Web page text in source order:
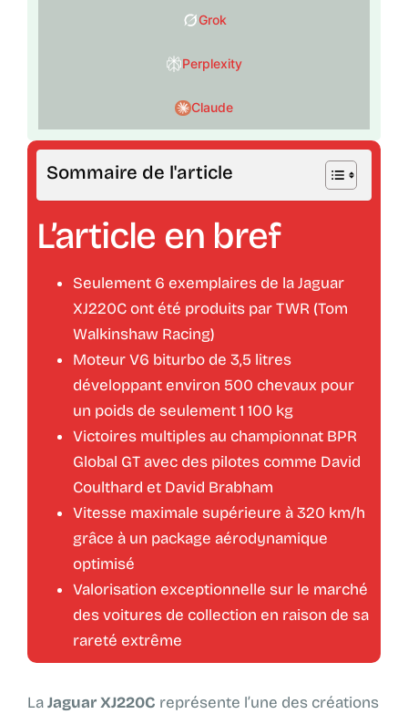
Grok
Perplexity
Claude
Sommaire de l'article
L’article en bref
Seulement 6 exemplaires de la Jaguar
XJ220C ont été produits par TWR (Tom
Walkinshaw Racing)
Moteur V6 biturbo de 3,5 litres
développant environ 500 chevaux pour
un poids de seulement 1 100 kg
Victoires multiples au championnat BPR
Global GT avec des pilotes comme David
Coulthard et David Brabham
Vitesse maximale supérieure à 320 km/h
grâce à un package aérodynamique
optimisé
Valorisation exceptionnelle sur le marché
des voitures de collection en raison de sa
rareté extrême
LaJaguar XJ220C représente l’une des créations